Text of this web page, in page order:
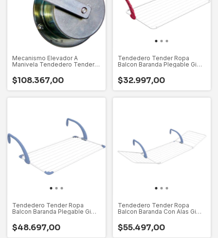
Mecanismo Elevador A
Manivela Tendedero Tender
Tenders De Techo Marca
Abaco
$108.367,00
Tendedero Tender Ropa
Balcon Baranda Plegable Gimi
$32.997,00
Tendedero Tender Ropa
Balcon Baranda Plegable Gimi
$48.697,00
Tendedero Tender Ropa
Balcon Baranda Con Alas Gimi
$55.497,00